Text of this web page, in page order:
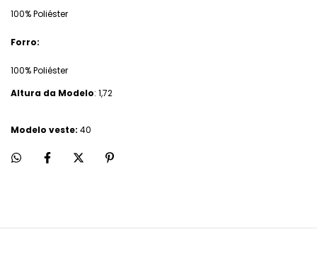
100% Poliéster
Forro:
100% Poliéster
Altura da Modelo: 1,72
Modelo veste: 40